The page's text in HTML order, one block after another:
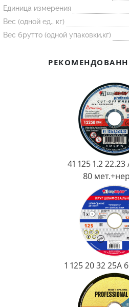
Подставка
Лодочка
Контакт
Огнеупорная SiC смесь
Единица измерения
Вес (одной ед., кг)
Вес брутто (одной упаковки,кг)
41 125 1.2 22.23
80
1 125 20 32 25А